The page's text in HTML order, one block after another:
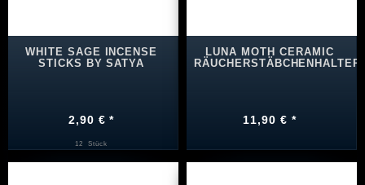
WHITE SAGE INCENSE
STICKS BY SATYA
2,90 € *
12 Stück
LUNA MOTH CERAMIC
RÄUCHERSTÄBCHENHALTER
11,90 € *